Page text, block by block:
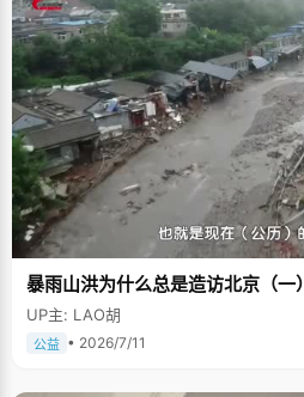
暴雨山洪为什么总是造访北京（一）
UP主: LAO胡
公益 • 2026/7/11